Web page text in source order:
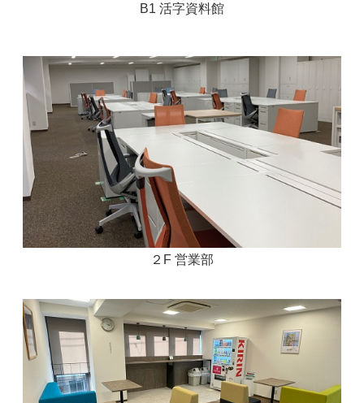
B1 活字資料館
２F 営業部